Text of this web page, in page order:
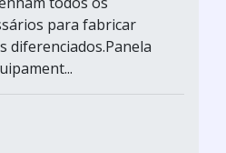
para fabricar
diferenciados.Panela